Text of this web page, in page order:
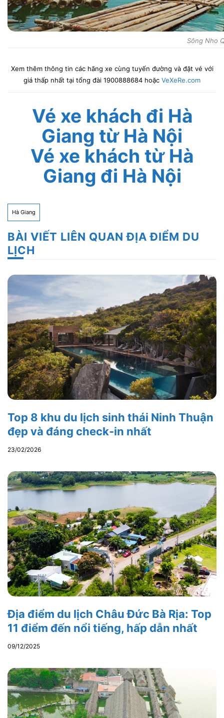
Sông Nho
Xem thêm thông tin các hãng xe cùng tuyến đường và đặt vé với
giá thấp nhất tại tổng đài 1900888684 hoặc VeXeRe.com
Vé xe khách đi Hà
Giang từ Hà Nội
Vé xe khách từ Hà
Giang đi Hà Nội
Hà Giang
BÀI VIẾT LIÊN QUAN ĐỊA ĐIỂM DU
LỊCH
Top 8 khu du lịch sinh thái Ninh Thuận
đẹp và đáng check-in nhất
23/02/2026
Địa điểm du lịch Châu Đức Bà Rịa: Top
11 điểm đến nổi tiếng, hấp dẫn nhất
09/12/2025